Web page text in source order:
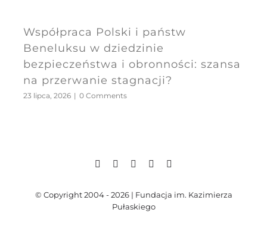
Współpraca Polski i państw
Beneluksu w dziedzinie
bezpieczeństwa i obronności: szansa
na przerwanie stagnacji?
23 lipca, 2026 | 0 Comments
© Copyright 2004 - 2026 | Fundacja im. Kazimierza
Pułaskiego